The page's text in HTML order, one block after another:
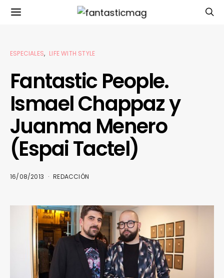
ESPECIALES LIFE WITH STYLE
Fantastic People.
Ismael Chappaz y
Juanma Menero
(Espai Tactel)
16/08/2013 REDACCIÓN